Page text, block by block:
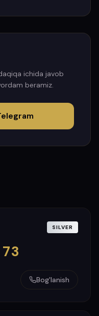
ichida javob
beramiz.
SILVER
Bog'lanish